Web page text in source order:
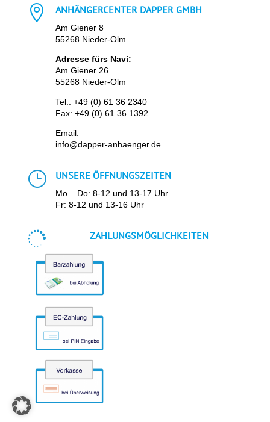
 ANHÄNGERCENTER DAPPER GMBH
Am Giener 8
55268 Nieder-Olm
Adresse fürs Navi:
Am Giener 26
55268 Nieder-Olm
Tel.: +49 (0) 61 36 2340
Fax: +49 (0) 61 36 1392
Email:
info@dapper-anhaenger.de
} UNSERE ÖFFNUNGSZEITEN
Mo – Do: 8-12 und 13-17 Uhr
Fr: 8-12 und 13-16 Uhr
 ZAHLUNGSMÖGLICHKEITEN